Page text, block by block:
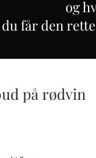
og
får den
på rødvin